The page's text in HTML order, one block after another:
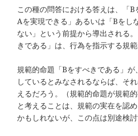
この種の問答における答えは、「B
Aを実現できる」あるいは「Bをし
ない」という前提から導出される
きである」は、行為を指示する規範
規範的命題「Bをすべきである」
しているとみなされるならば、そ
えるだろう。（規範的命題が規範
と考えることは、規範の実在を認
かもしれないが、この点は別途検討